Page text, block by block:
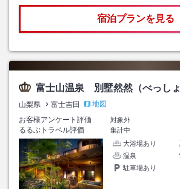
宿泊プランを見る
富士山温泉 別墅然然（べっし
山梨県 富士吉田
地図
お客様アンケート評価
対象外
るるぶトラベル評価
集計中
大浴場あり
温泉
駐車場あり